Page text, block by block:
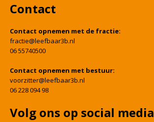
Contact
Contact opnemen met de fractie:
fractie@leefbaar3b.nl
06 55740500
Contact opnemen met bestuur:
voorzitter@leefbaar3b.nl
06 228 094 98
Volg ons op social media